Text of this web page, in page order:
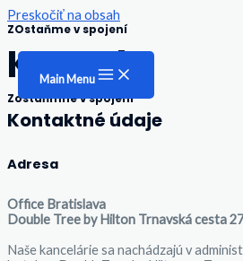
Preskočiť na obsah
Main Menu
ZOstaňme v spojení
Kontakt
Zostaňmne v spojení
Kontaktné údaje
Adresa
Office Bratislava
Double Tree by Hilton Trnavská cesta
Naše kancelárie sa nachádzajú v